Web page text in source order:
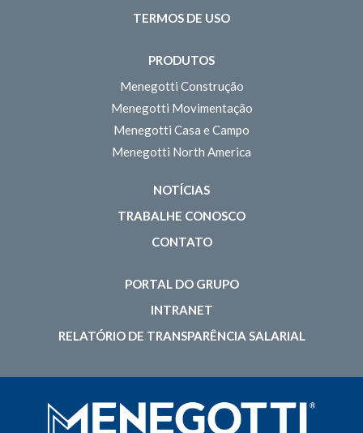
TERMOS DE USO
PRODUTOS
Menegotti Construção
Menegotti Movimentação
Menegotti Casa e Campo
Menegotti North America
NOTÍCIAS
TRABALHE CONOSCO
CONTATO
PORTAL DO GRUPO
INTRANET
RELATÓRIO DE TRANSPARÊNCIA SALARIAL